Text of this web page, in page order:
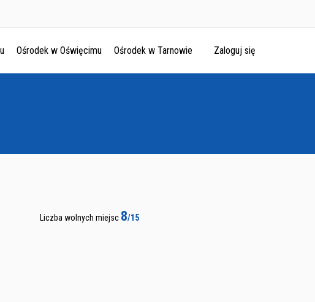
Ośrodek w Oświęcimu Ośrodek w Tarnowie Zaloguj się
Liczba wolnych miejsc 8/15